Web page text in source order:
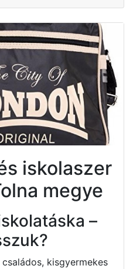
iskolaszer
megye
–
kisgyermekes